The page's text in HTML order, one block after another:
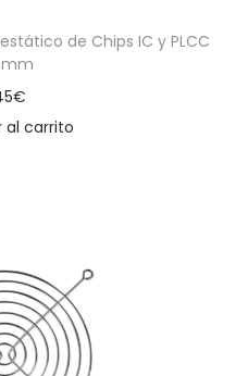
de Chips IC y PLCC
mm
€
al carrito